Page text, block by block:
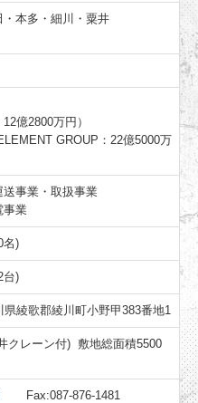
本多・細川・粟井
億2800万円）
GROUP：22億5000万
事業・取扱事業
事業
名)
台)
綾歌郡綾川町小野甲383番地1
クレーン付) 敷地総面積5500
Fax:087-876-1481